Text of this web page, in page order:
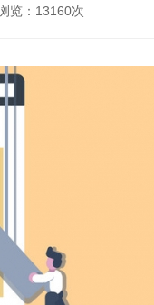
览：13160次